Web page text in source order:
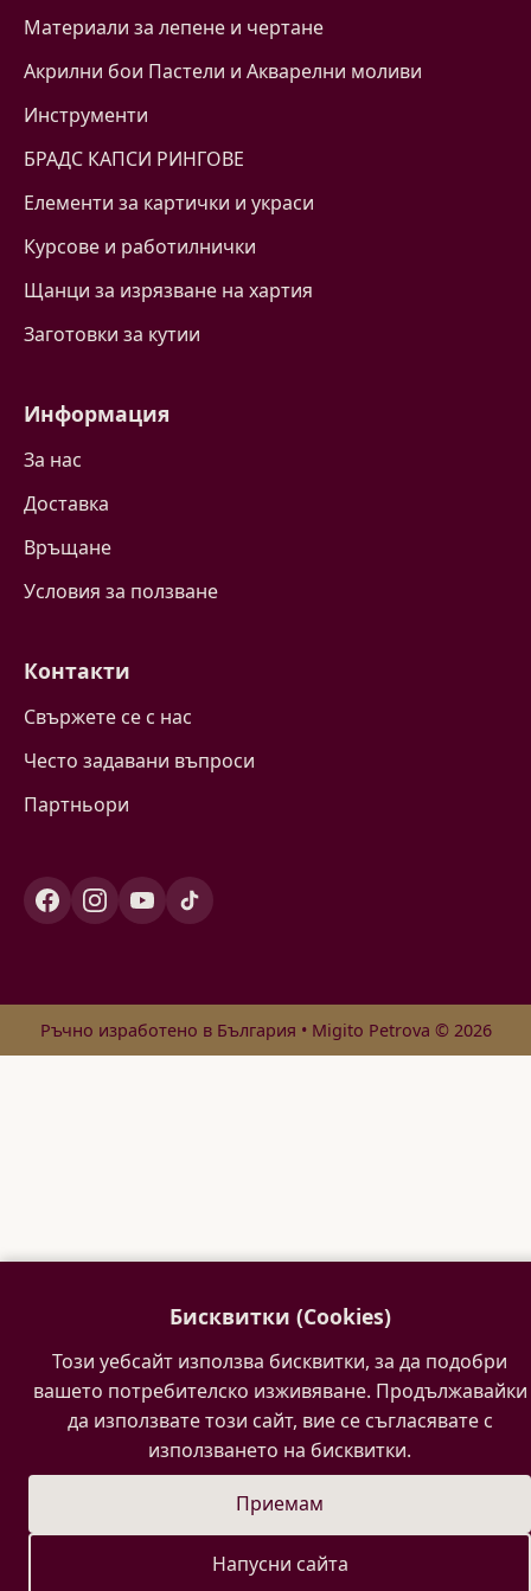
Материали за лепене и чертане
Акрилни бои Пастели и Акварелни моливи
Инструменти
БРАДС КАПСИ РИНГОВЕ
Eлементи за картички и украси
Курсове и работилнички
Щанци за изрязване на хартия
Заготовки за кутии
Информация
За нас
Доставка
Връщане
Условия за ползване
Контакти
Свържете се с нас
Често задавани въпроси
Партньори
Ръчно изработено в България • Migito Petrova © 2026
Бисквитки (Cookies)
Този уебсайт използва бисквитки, за да подобри
вашето потребителско изживяване. Продължавайки
да използвате този сайт, вие се съгласявате с
използването на бисквитки.
Приемам
Напусни сайта